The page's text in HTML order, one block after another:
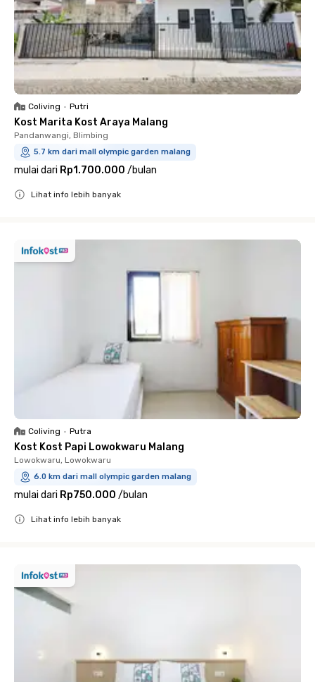
Coliving • Putri
Kost Marita Kost Araya Malang
Pandanwangi, Blimbing
5.7 km dari mall olympic garden malang
mulai dari Rp1.700.000 /bulan
Lihat info lebih banyak
Coliving • Putra
Kost Kost Papi Lowokwaru Malang
Lowokwaru, Lowokwaru
6.0 km dari mall olympic garden malang
mulai dari Rp750.000 /bulan
Lihat info lebih banyak